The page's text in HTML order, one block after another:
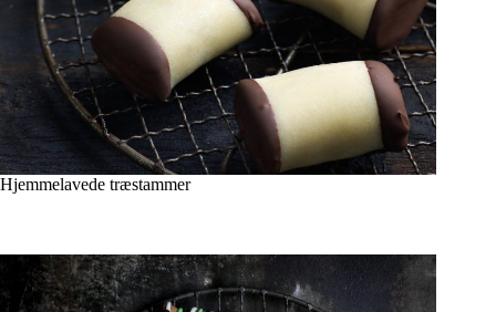
Hjemmelavede træstammer